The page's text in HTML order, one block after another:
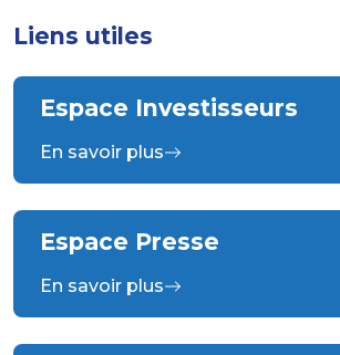
Liens utiles
Espace Investisseurs
En savoir plus
Espace Presse
En savoir plus